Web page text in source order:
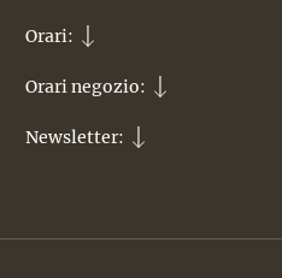
Orari:
Orari negozio:
Newsletter: